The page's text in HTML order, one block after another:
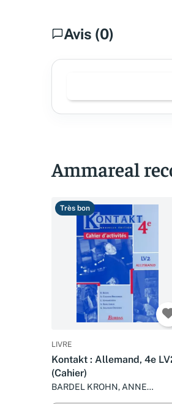
Avis (0)
Ammareal
Très bon
LIVRE
Kontakt : Allemand, 4e
(Cahier)
BARDEL KROHN, ANNE